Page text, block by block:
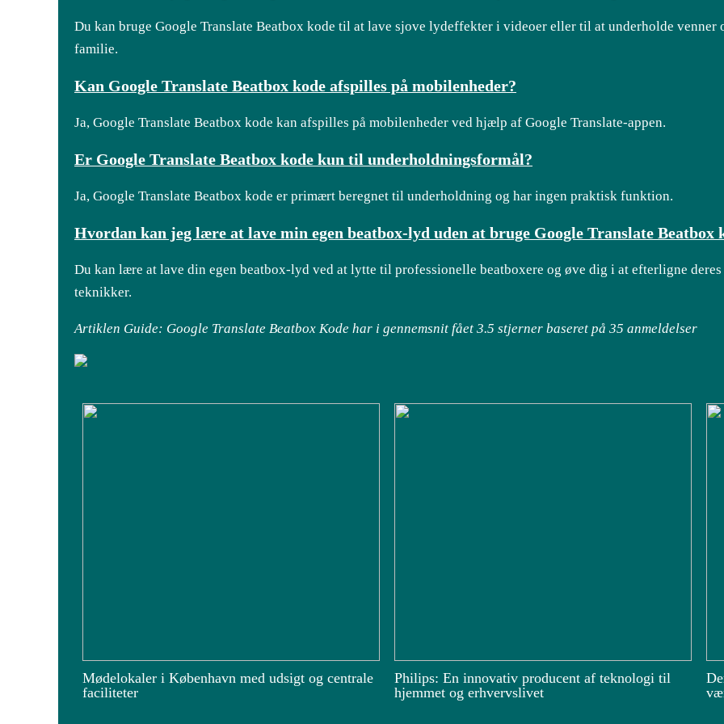
Du kan bruge Google Translate Beatbox kode til at lave sjove lydeffekter i videoer eller til at underholde venner
familie.
Kan Google Translate Beatbox kode afspilles på mobilenheder?
Ja, Google Translate Beatbox kode kan afspilles på mobilenheder ved hjælp af Google Translate-appen.
Er Google Translate Beatbox kode kun til underholdningsformål?
Ja, Google Translate Beatbox kode er primært beregnet til underholdning og har ingen praktisk funktion.
Hvordan kan jeg lære at lave min egen beatbox-lyd uden at bruge Google Translate Beatbox
Du kan lære at lave din egen beatbox-lyd ved at lytte til professionelle beatboxere og øve dig i at efterligne deres
teknikker.
Artiklen Guide: Google Translate Beatbox Kode har i gennemsnit fået 3.5 stjerner baseret på 35 anmeldelser
Mødelokaler i København med udsigt og centrale
faciliteter
Philips: En innovativ producent af teknologi til
hjemmet og erhvervslivet